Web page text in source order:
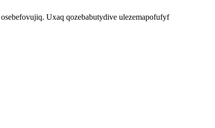
Uxaq qozebabutydive ulezemapofufyf